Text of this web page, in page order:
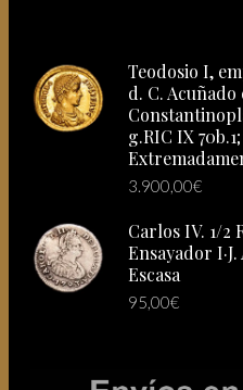
Teodosio I,
d. C. Acuñado
g.RIC IX
3.900,00€
Carlos IV. 1/2
Ensayador
Escasa
95,00€